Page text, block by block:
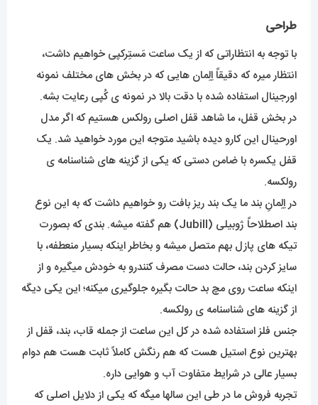
طراحی
با توجه به انتظاراتی که از یک ساعت مَستِرکپی خواهیم داشت،
انتظار میره که دقیقاً اِلِمان هایی که در بخش های مختلف نمونه
اورجینال استفاده شده با دقت بالا در نمونه ی کُپی رعایت بشه.
در بخش قفل، ما شاهد قفل اصلی رولکس هستیم که اگر مدل
اورحینال این کارو دیده باشید متوجه این مورد خواهید شد. یک
قفل یکسره با ضامن دستی که یکی از گزینه های شناسنامه ی
رولکسه.
در اِلِمانِ بند ما یک بند ریز بافت رو خواهیم داشت که به این نوع
بند اصطلاحاً ژوبیلی (Jubill) هم گفته میشه. بندی که بصورت
تیکه های پازل بهم متصل میشه و بخاطر اینکه بسیار منعطفه، با
سایز کردن بند، حالت دست مصرف کنندرو به خودش میگیره و از
اینکه ساعت روی مچ بد حالت بگیره جلوگیری میکنه؛ این یکی دیگه
از گزینه های شناسنامه ی رولکسه.
جنس فلز استفاده شده در کل این ساعت از جمله قاب، بند، قفل از
بهترین نوع استیل هست که هم رنگش کاملاً ثابت هست هم دوام
بسیار عالی در شرایط متفاوت آب و هوایی داره.
تجربه فروش ما در طی این سالها میگه که یکی از دلایل اصلی که